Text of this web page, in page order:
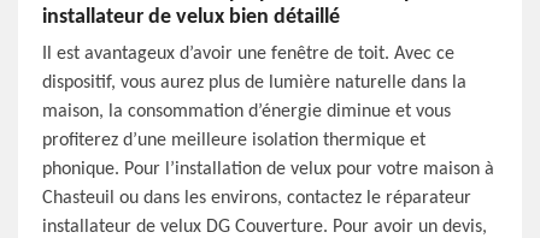
installateur de velux bien détaillé
Il est avantageux d’avoir une fenêtre de toit. Avec ce
dispositif, vous aurez plus de lumière naturelle dans la
maison, la consommation d’énergie diminue et vous
profiterez d’une meilleure isolation thermique et
phonique. Pour l’installation de velux pour votre maison à
Chasteuil ou dans les environs, contactez le réparateur
installateur de velux DG Couverture. Pour avoir un devis,